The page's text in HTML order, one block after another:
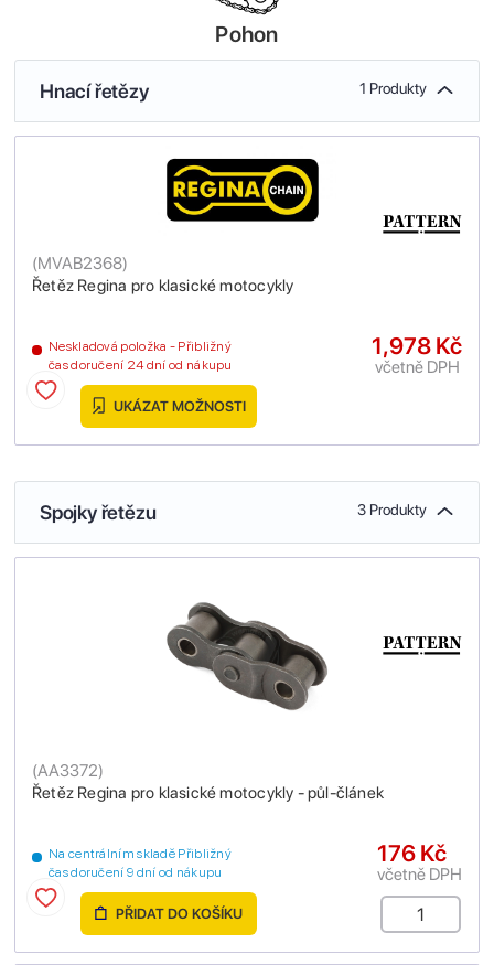
Pohon
Hnací řetězy 1 Produkty
Řetěz Regina pro klasické motocykly
(MVAB2368)
Neskladová položka - Přibližný
čas doručení 24 dní od nákupu
1,978 Kč
včetně DPH
UKÁZAT MOŽNOSTI
Spojky řetězu 3 Produkty
Řetěz Regina pro klasické motocykly - půl-článek
(AA3372)
Na centrálním skladě Přibližný
čas doručení 9 dní od nákupu
176 Kč
včetně DPH
PŘIDAT DO KOŠÍKU